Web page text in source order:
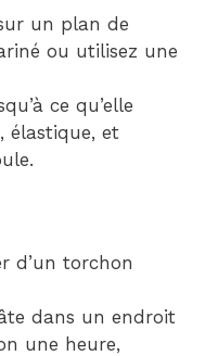
un plan de
ou utilisez une
ce qu’elle
élastique, et
d’un torchon
dans un endroit
une heure,